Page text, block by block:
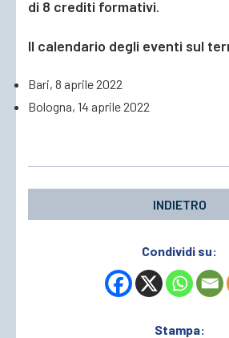
di 8 crediti formativi.
Il calendario degli eventi sul
Bari, 8 aprile 2022
Bologna, 14 aprile 2022
INDIETRO
Condividi su:
Stampa: